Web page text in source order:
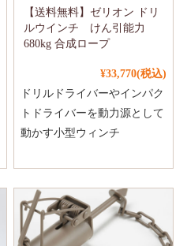
【送料無料】ゼリオン ドリ
ルウインチ けん引能力
680kg 合成ロープ
¥33,770(税込)
ドリルドライバーやインパク
トドライバーを動力源として
動かす小型ウィンチ